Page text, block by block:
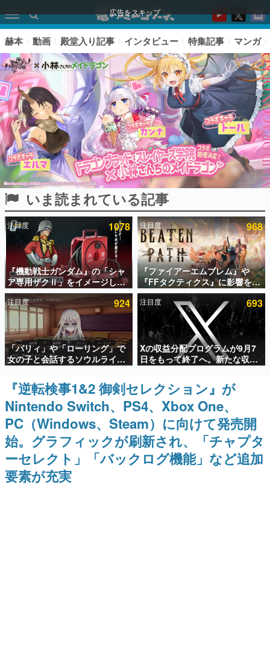
広告をスキップ
ピックアップ
電ファミのいま読まれている記事ランキング
アプリセール情報
インタビュー
連載・特集一覧
殿堂入り記事
SNS拡散数が数千以上！ ページビュー数万以上！ などな
ど。多くの人々に読まれた、電ファミ渾身の“殿堂入り”記
事をまとめました。
ゲームの企画書
名作ゲームクリエイターの方々に製作時のエピソードをお
聞きし、ヒットする企画（ゲーム）とは何か？を探ってい
赫本
この物語を解いてはいけない。『赫本』は、〈試験問題〉
の形をした短編ホラー小説集です。
新世代に訊く
赫本 動画 殿堂入り記事 インタビュー 特集記事 マンガ
いま読まれている記事
注目度 1078
『機動戦士ガンダム』の「シャ
ア専用ザクⅡ」をイメージした
散水ホースリールが予約開始。
本体にはシャアのパーソナルマ
ークやジオン公国軍のエンブレ
ム、型式番号などを配置
注目度 968
『ファイアーエムブレム』や
『FFタクティクス』に影響を受
けた新作戦略RPG『Beaten
Path』2027年に発売へ。
PC（Steam）、PS5、Xbox、
Switch向けにリリース予定
注目度 924
「パリィ」や「ローリング」で
女の子と会話するソウルライク
恋愛ゲーム『小早川さんはソウ
ルライク』無料公開。返事に失
敗すると「YOU DIED」
注目度 693
Xの収益分配プログラムが9月7
日をもって終了へ。新たな収益
化制度「Original Content
Rewards Program」を発表
『逆転検事1&2 御剣セレクション』が
Nintendo Switch、PS4、Xbox One、
PC（Windows、Steam）に向けて発売開
始。グラフィックが刷新され、「チャプタ
ーセレクト」「バックログ機能」など追加
要素が充実